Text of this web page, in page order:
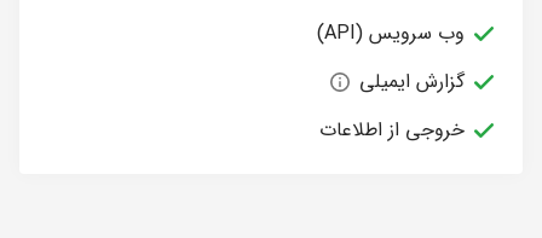
وب سرویس (API)
گزارش ایمیلی
خروجی از اطلاعات